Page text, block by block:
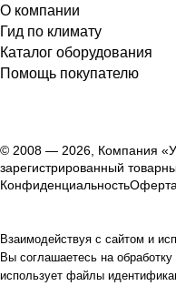
О компании
Гид по климату
Каталог оборудования
Помощь покупателю
© 2008 — 2026, Компания
зарегистрированный
КонфиденциальностьОферта
Взаимодействуя с сайтом и
Вы соглашаетесь на
использует файлы